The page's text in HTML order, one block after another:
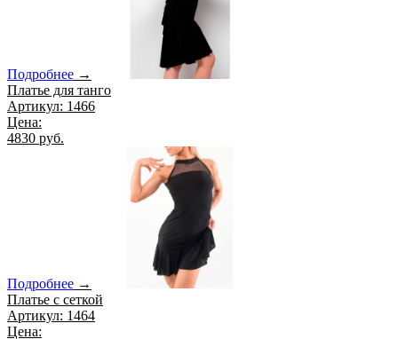
Подробнее →
Платье для танго
Артикул: 1466
Цена:
4830 руб.
Подробнее →
Платье с сеткой
Артикул: 1464
Цена: